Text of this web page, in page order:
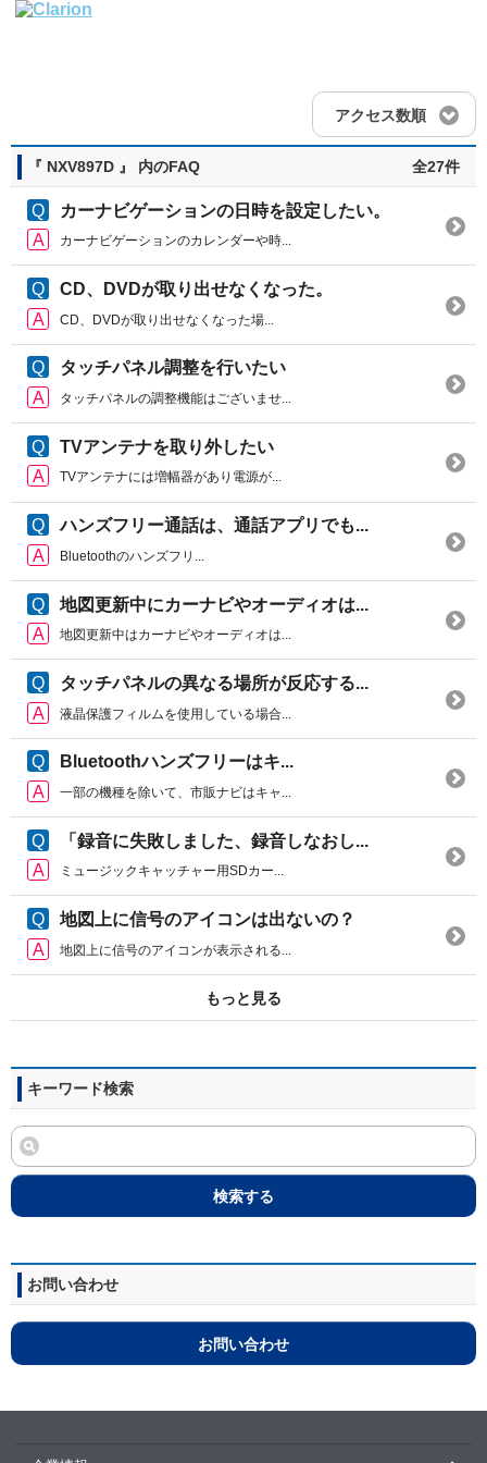
アクセス数順
『 NXV897D 』 内のFAQ 全27件
カーナビゲーションの日時を設定したい。
カーナビゲーションのカレンダーや時...
CD、DVDが取り出せなくなった。
CD、DVDが取り出せなくなった場...
タッチパネル調整を行いたい
タッチパネルの調整機能はございませ...
TVアンテナを取り外したい
TVアンテナには増幅器があり電源が...
ハンズフリー通話は、通話アプリでも...
Bluetoothのハンズフリ...
地図更新中にカーナビやオーディオは...
地図更新中はカーナビやオーディオは...
タッチパネルの異なる場所が反応する...
液晶保護フィルムを使用している場合...
Bluetoothハンズフリーはキ...
一部の機種を除いて、市販ナビはキャ...
「録音に失敗しました、録音しなおし...
ミュージックキャッチャー用SDカー...
地図上に信号のアイコンは出ないの？
地図上に信号のアイコンが表示される...
もっと見る
キーワード検索
検索する
お問い合わせ
お問い合わせ